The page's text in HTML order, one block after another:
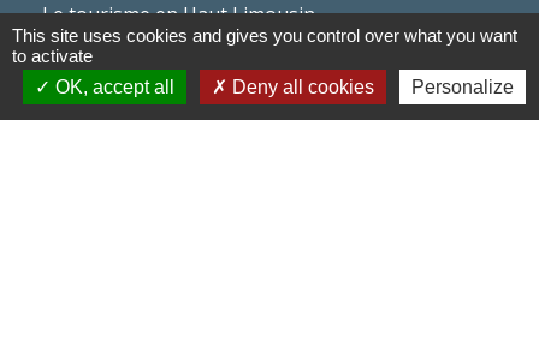
Le tourisme en Haut Limousin
Conservatoire d'espaces
naturels en Limousin
This site uses cookies and gives you control over what you want
to activate
OK, accept all
Deny all cookies Personalize